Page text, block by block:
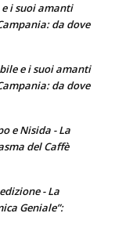
i suoi amanti
da dove
e i suoi amanti
da dove
e Nisida - La
del Caffè
- La
Geniale”: